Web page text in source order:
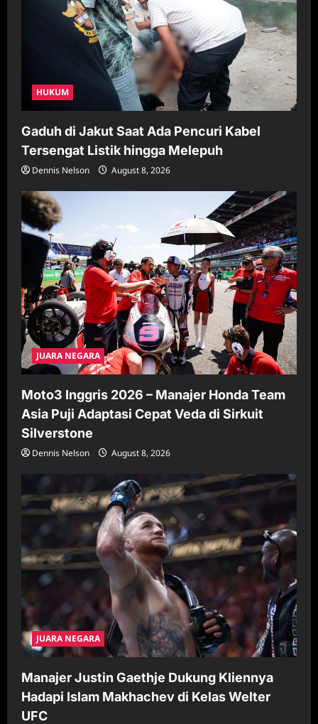
HUKUM
Gaduh di Jakut Saat Ada Pencuri Kabel
Tersengat Listik hingga Melepuh
Dennis Nelson August 8, 2026
JUARA NEGARA
Moto3 Inggris 2026 – Manajer Honda Team
Asia Puji Adaptasi Cepat Veda di Sirkuit
Silverstone
Dennis Nelson August 8, 2026
JUARA NEGARA
Manajer Justin Gaethje Dukung Kliennya
Hadapi Islam Makhachev di Kelas Welter
UFC